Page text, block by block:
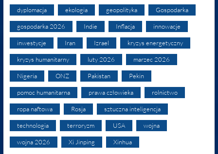
dyplomacja ekologia geopolityka Gospodarka
gospodarka 2026 Indie Inflacja innowacje
inwestycje Iran Izrael kryzys energetyczny
kryzys humanitarny luty 2026 marzec 2026
Nigeria ONZ Pakistan Pekin
pomoc humanitarna prawa człowieka rolnictwo
ropa naftowa Rosja sztuczna inteligencja
technologia terroryzm USA wojna
wojna 2026 Xi Jinping Xinhua